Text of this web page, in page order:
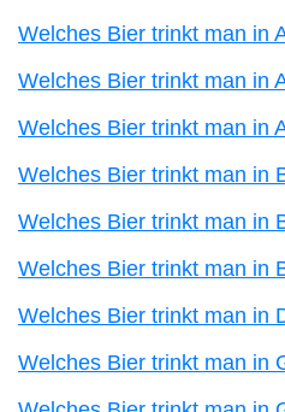
Welches Bier trinkt man in
Welches Bier trinkt man in
Welches Bier trinkt man in
Welches Bier trinkt man in
Welches Bier trinkt man in
Welches Bier trinkt man in
Welches Bier trinkt man in
Welches Bier trinkt man in